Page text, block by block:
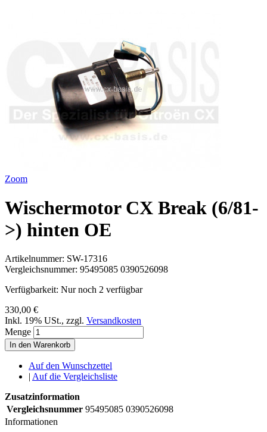
Zoom
Wischermotor CX Break (6/81-
>) hinten OE
Artikelnummer: SW-17316
Vergleichsnummer: 95495085 0390526098
Verfügbarkeit: Nur noch 2 verfügbar
330,00 €
Inkl. 19% USt., zzgl. Versandkosten
Menge
In den Warenkorb
Auf den Wunschzettel
| Auf die Vergleichsliste
Zusatzinformation
Vergleichsnummer 95495085 0390526098
Informationen